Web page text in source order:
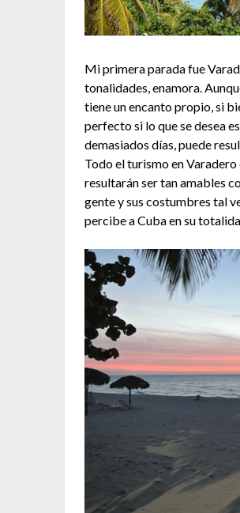
Mi primera parada fue
tonalidades, enamora.
tiene un encanto propio, si
perfecto si lo que se desea
demasiados días, puede
Todo el turismo en Varadero
resultarán ser tan amables
gente y sus costumbres tal
percibe a Cuba en su